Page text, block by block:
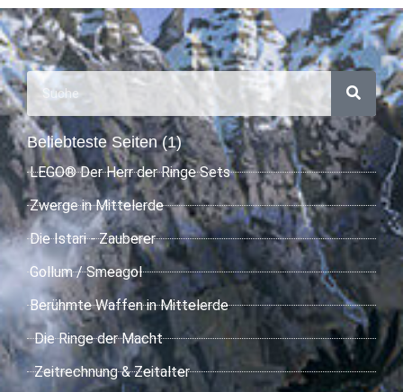
Beliebteste Seiten (1)
LEGO® Der Herr der Ringe Sets
Zwerge in Mittelerde
Die Istari - Zauberer
Gollum / Smeagol
Berühmte Waffen in Mittelerde
Die Ringe der Macht
Zeitrechnung & Zeitalter